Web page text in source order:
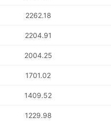
2262.18
2204.91
2004.25
1701.02
1409.52
1229.98